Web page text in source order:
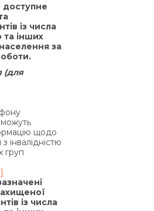
виконання
зобов’язання зі
користування Кредитом та/
Кредиту (якщо умови
сплату комісії за
або Комісії за видачу у
грошових коштів (якщо
угоди до Договору
комісії за видачу у Кредит
коштів) та/або суми
цим Договором терміни,
частини 2 статті 625
України Кредитодавець
а Позичальник
Кредитодавцю суму
доступне
із числа
та інших
за
(для
щодо
інвалідністю
груп
із числа